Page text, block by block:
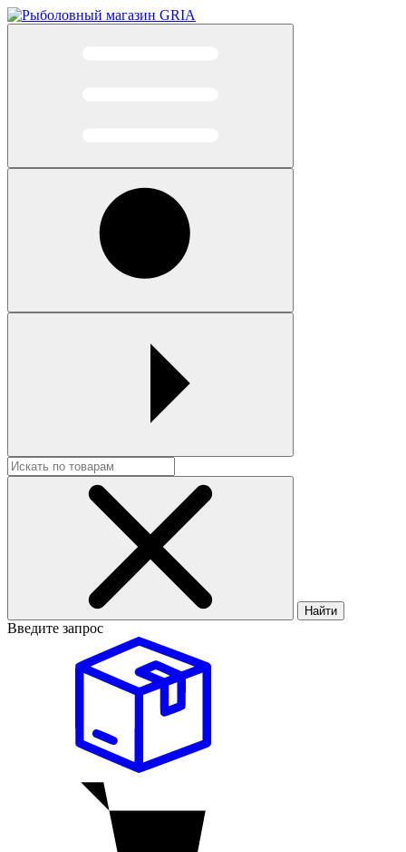
Найти
Введите запрос